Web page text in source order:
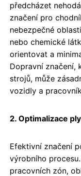
předcházet
značení pro
nebezpečné
nebo chemické
orientovat a
Dopravní značení,
strojů, může
vozidly a
2. Optimalizace
Efektivní značení
výrobního
pracovních zón,